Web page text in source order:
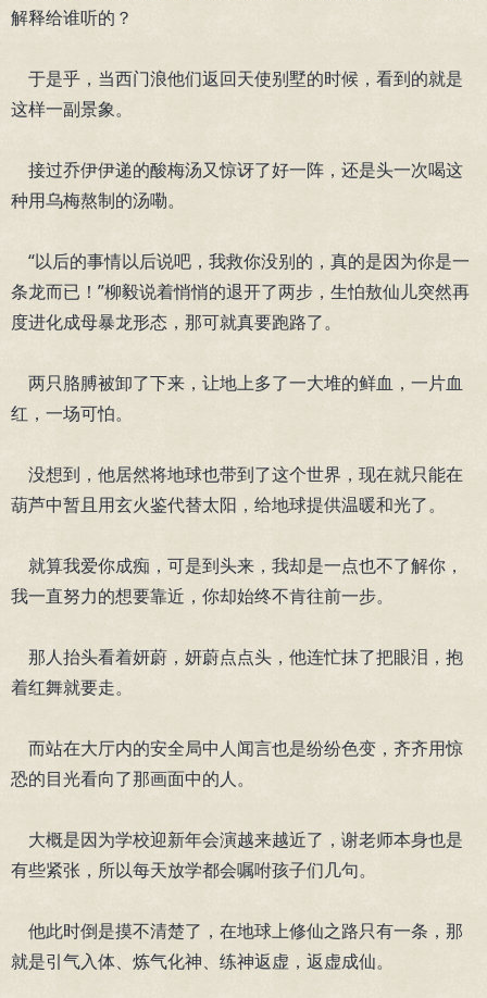
解释给谁听的？
于是乎，当西门浪他们返回天使别墅的时候，看到的就是
这样一副景象。
接过乔伊伊递的酸梅汤又惊讶了好一阵，还是头一次喝这
种用乌梅熬制的汤嘞。
“以后的事情以后说吧，我救你没别的，真的是因为你是一
条龙而已！”柳毅说着悄悄的退开了两步，生怕敖仙儿突然再
度进化成母暴龙形态，那可就真要跑路了。
两只胳膊被卸了下来，让地上多了一大堆的鲜血，一片血
红，一场可怕。
没想到，他居然将地球也带到了这个世界，现在就只能在
葫芦中暂且用玄火鉴代替太阳，给地球提供温暖和光了。
就算我爱你成痴，可是到头来，我却是一点也不了解你，
我一直努力的想要靠近，你却始终不肯往前一步。
那人抬头看着妍蔚，妍蔚点点头，他连忙抹了把眼泪，抱
着红舞就要走。
而站在大厅内的安全局中人闻言也是纷纷色变，齐齐用惊
恐的目光看向了那画面中的人。
大概是因为学校迎新年会演越来越近了，谢老师本身也是
有些紧张，所以每天放学都会嘱咐孩子们几句。
他此时倒是摸不清楚了，在地球上修仙之路只有一条，那
就是引气入体、炼气化神、练神返虚，返虚成仙。